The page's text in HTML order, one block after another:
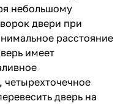
небольшому
двери при
расстояние
имеет
четырехточечное
дверь на